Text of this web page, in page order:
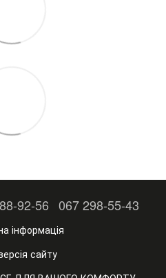
92-56 067 298-55-43
інформація
сайту